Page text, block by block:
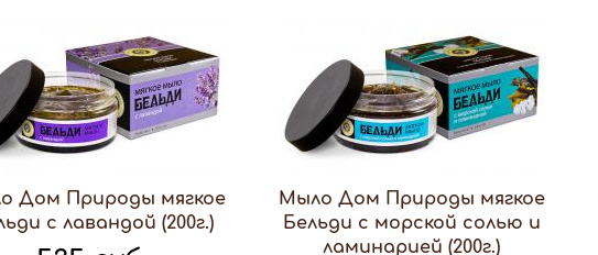
Дом Природы мягкое
с лавандой (200г.)
Мыло Дом Природы мягкое
Бельди с морской солью и
ламинарией (200г.)